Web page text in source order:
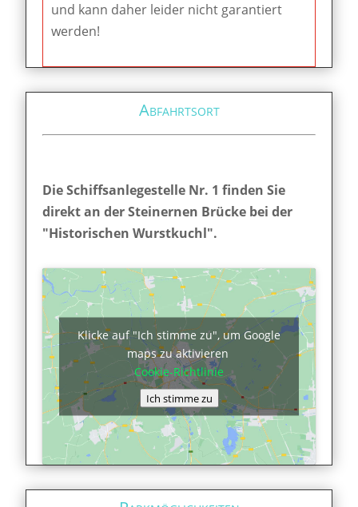
und kann daher leider nicht garantiert
werden!
Abfahrtsort
Die Schiffsanlegestelle Nr. 1 finden Sie
direkt an der Steinernen Brücke bei der
"Historischen Wurstkuchl".
Klicke auf "Ich stimme zu", um Google
maps zu aktivieren
Cookie-Richtlinie
Ich stimme zu